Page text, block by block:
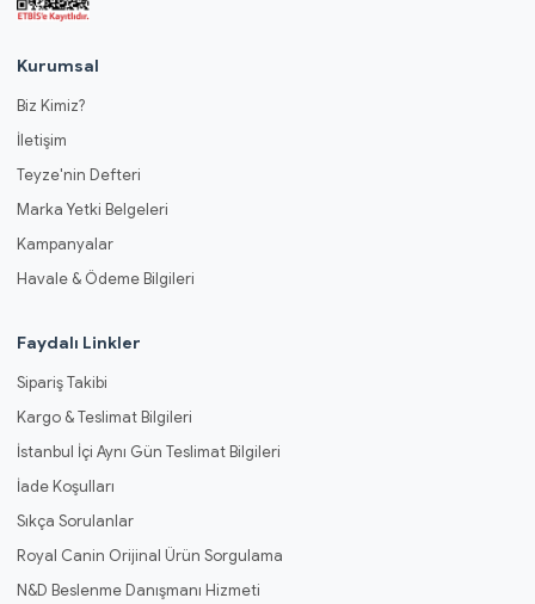
Kurumsal
Biz Kimiz?
İletişim
Teyze'nin Defteri
Marka Yetki Belgeleri
Kampanyalar
Havale & Ödeme Bilgileri
Faydalı Linkler
Sipariş Takibi
Kargo & Teslimat Bilgileri
İstanbul İçi Aynı Gün Teslimat Bilgileri
İade Koşulları
Sıkça Sorulanlar
Royal Canin Orijinal Ürün Sorgulama
N&D Beslenme Danışmanı Hizmeti